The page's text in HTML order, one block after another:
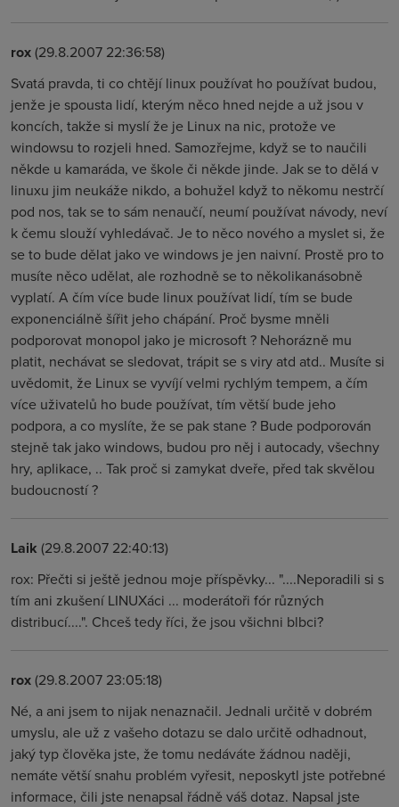
rox(29.8.2007 22:36:58)
Svatá pravda, ti co chtějí linux používat ho používat budou,
jenže je spousta lidí, kterým něco hned nejde a už jsou v
koncích, takže si myslí že je Linux na nic, protože ve
windowsu to rozjeli hned. Samozřejme, když se to naučili
někde u kamaráda, ve škole či někde jinde. Jak se to dělá v
linuxu jim neukáže nikdo, a bohužel když to někomu nestrčí
pod nos, tak se to sám nenaučí, neumí používat návody, neví
k čemu slouží vyhledávač. Je to něco nového a myslet si, že
se to bude dělat jako ve windows je jen naivní. Prostě pro to
musíte něco udělat, ale rozhodně se to několikanásobně
vyplatí. A čím více bude linux používat lidí, tím se bude
exponenciálně šířit jeho chápání. Proč bysme mněli
podporovat monopol jako je microsoft ? Nehorázně mu
platit, nechávat se sledovat, trápit se s viry atd atd.. Musíte si
uvědomit, že Linux se vyvíjí velmi rychlým tempem, a čím
více uživatelů ho bude používat, tím větší bude jeho
podpora, a co myslíte, že se pak stane ? Bude podporován
stejně tak jako windows, budou pro něj i autocady, všechny
hry, aplikace, .. Tak proč si zamykat dveře, před tak skvělou
budoucností ?
Laik (29.8.2007 22:40:13)
rox: Přečti si ještě jednou moje příspěvky... "....Neporadili si s
tím ani zkušení LINUXáci ... moderátoři fór různých
distribucí....". Chceš tedy říci, že jsou všichni blbci?
rox(29.8.2007 23:05:18)
Né, a ani jsem to nijak nenaznačil. Jednali určitě v dobrém
umyslu, ale už z vašeho dotazu se dalo určitě odhadnout,
jaký typ člověka jste, že tomu nedáváte žádnou naději,
nemáte větší snahu problém vyřesit, neposkytl jste potřebné
informace, čili jste nenapsal řádně váš dotaz. Napsal jste